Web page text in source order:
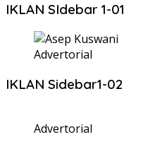
IKLAN SIdebar 1-01
Advertorial
IKLAN Sidebar1-02
Advertorial